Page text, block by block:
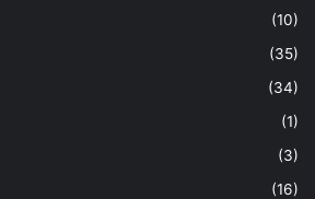
(10)
(35)
(34)
(1)
(3)
(16)